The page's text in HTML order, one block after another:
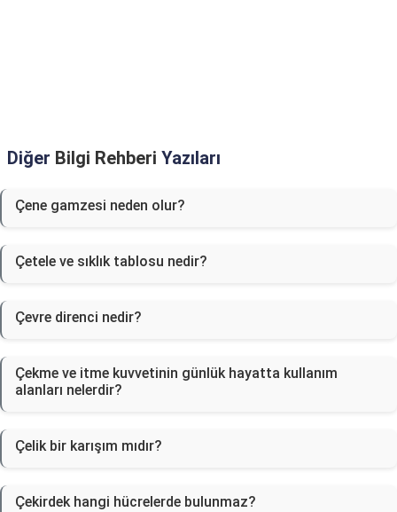
Diğer Bilgi Rehberi Yazıları
Çene gamzesi neden olur?
Çetele ve sıklık tablosu nedir?
Çevre direnci nedir?
Çekme ve itme kuvvetinin günlük hayatta kullanım
alanları nelerdir?
Çelik bir karışım mıdır?
Çekirdek hangi hücrelerde bulunmaz?